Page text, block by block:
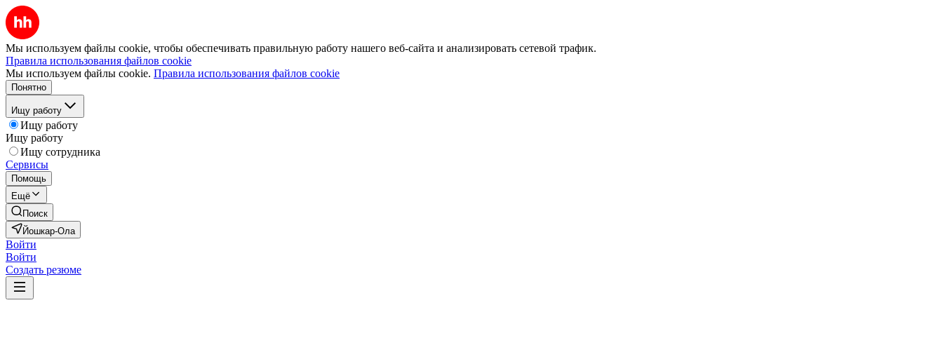
Мы используем файлы cookie, чтобы обеспечивать правильную работу нашего веб-сайта и анализировать сетевой трафик.
Правила использования файлов cookie
Мы используем файлы cookie. Правила использования файлов cookie
Понятно
Ищу работу
Ищу работу
Ищу работу
Ищу сотрудника
Сервисы
Помощь
Ещё
Поиск
Йошкар-Ола
Войти
Войти
Создать резюме